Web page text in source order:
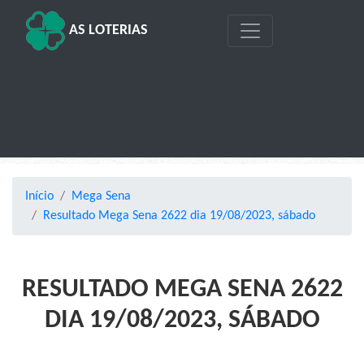
AS LOTERIAS
Início
Mega Sena
Resultado Mega Sena 2622 dia 19/08/2023, sábado
RESULTADO MEGA SENA 2622
DIA 19/08/2023, SÁBADO